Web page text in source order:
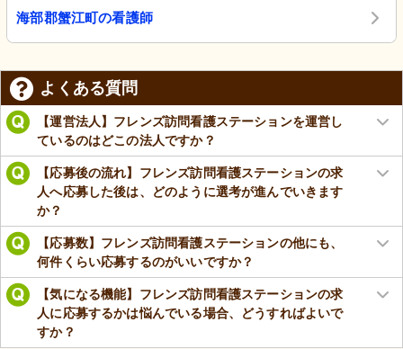
海部郡蟹江町の看護師
よくある質問
【運営法人】フレンズ訪問看護ステーションを運営し
ているのはどこの法人ですか？
【応募後の流れ】フレンズ訪問看護ステーションの求
人へ応募した後は、どのように選考が進んでいきます
か？
【応募数】フレンズ訪問看護ステーションの他にも、
何件くらい応募するのがいいですか？
【気になる機能】フレンズ訪問看護ステーションの求
人に応募するかは悩んでいる場合、どうすればよいで
すか？